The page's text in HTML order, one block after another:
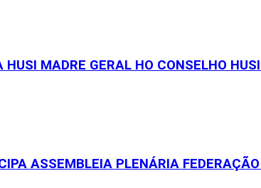
MADRE GERAL HO CONSELHO
ASSEMBLEIA PLENÁRIA